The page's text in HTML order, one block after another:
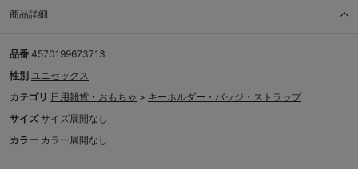
商品詳細
品番 4570199673713
性別 ユニセックス
カテゴリ 日用雑貨・おもちゃ > キーホルダー・バッジ・ストラップ
サイズ サイズ展開なし
カラー カラー展開なし